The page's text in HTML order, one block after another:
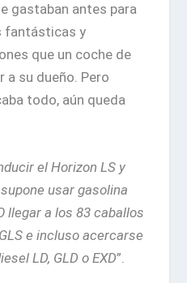
gastaban antes para
fantásticas y
que un coche de
a su dueño. Pero
todo, aún queda
el Horizon LS y
usar gasolina
llegar a los 83 caballos
e incluso acercarse
LD, GLD o EXD”.